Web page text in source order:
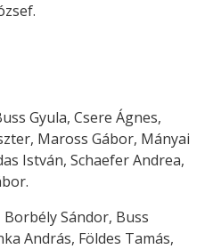
Gyula, Csere Ágnes,
Maross Gábor, Mányai
István, Schaefer Andrea,
Borbély Sándor, Buss
András, Földes Tamás,